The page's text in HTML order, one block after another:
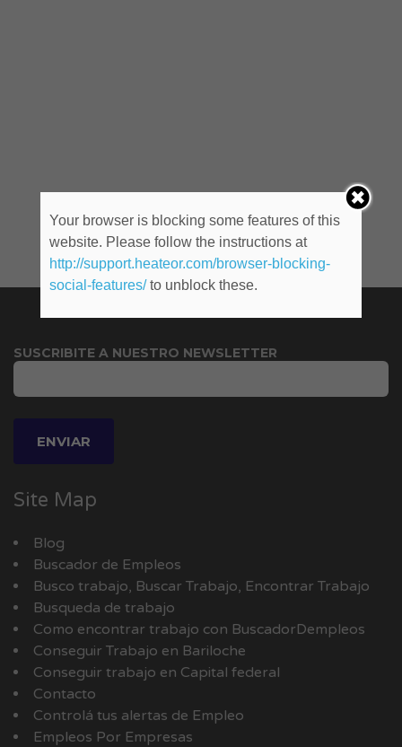
SUSCRIBITE A NUESTRO NEWSLETTER
Site Map
Blog
Buscador de Empleos
Busco trabajo, Buscar Trabajo, Encontrar Trabajo
Busqueda de trabajo
Como encontrar trabajo con BuscadorDempleos
Conseguir Trabajo en Bariloche
Conseguir trabajo en Capital federal
Contacto
Controlá tus alertas de Empleo
Empleos Por Empresas
Your browser is blocking some features of this
website. Please follow the instructions at
http://support.heateor.com/browser-blocking-
social-features/to unblock these.